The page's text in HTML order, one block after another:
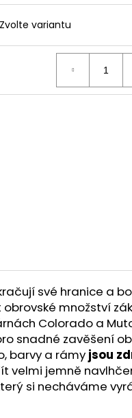
Zvolte variantu
své hranice a
množství
Colorado a
snadné zavěšení
barvy a rámy jsou
velmi jemně
si necháváme